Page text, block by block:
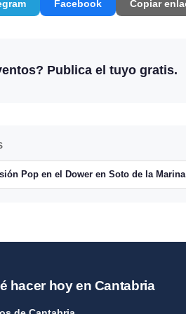
Facebook Copiar
Publica el tuyo gratis.
Pop en el Dower en Soto de la Marina
hacer hoy en Cantabria